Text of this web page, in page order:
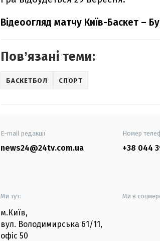
Відеоогляд матчу Київ-Баскет –
Повʼязані теми:
БАСКЕТБОЛ СПОРТ
E-mail редакції
news24@24tv.com.ua
Номер
+38 044
Ми тут:
м.Київ,
вул. Володимирська 61/11,
офіс 50
Ми в